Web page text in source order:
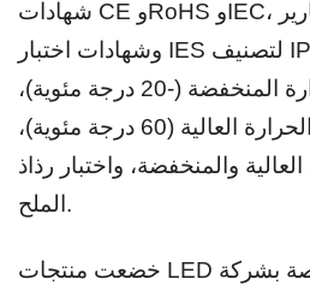
شهادات CE وRoHS وIEC، بالإضافة إلى تقارير
وشهادات اختبار IES لتصنيف IP، واختبار الاهتزاز،
واختبار درجات الحرارة المنخفضة (-20 درجة مئوية)،
واختبار درجات الحرارة العالية (60 درجة مئوية)،
والمنخفضة، واختبار رذاذ
الملح.
خضعت منتجات LED الخاصة بشركة Shenzhen